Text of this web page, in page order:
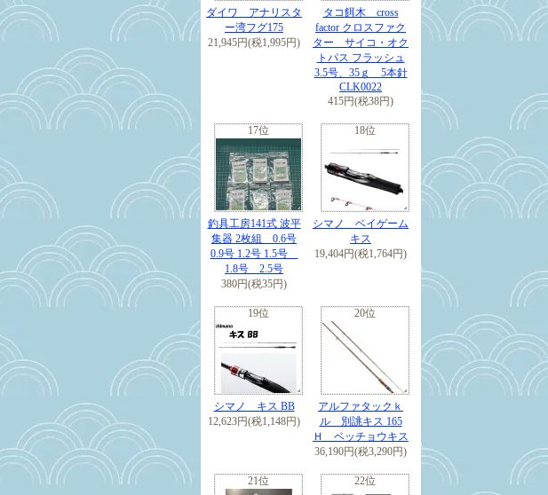
ダイワ アナリスタ
ー湾フグ175
21,945円(税1,995円)
タコ餌木 cross
factor クロスファク
ター サイコ・オク
トパス フラッシュ
3.5号、35ｇ 5本針
CLK0022
415円(税38円)
17位
釣具工房141式 波平
集器 2枚組 0.6号
0.9号 1.2号 1.5号
1.8号 2.5号
380円(税35円)
18位
シマノ ベイゲーム
キス
19,404円(税1,764円)
19位
シマノ キス BB
12,623円(税1,148円)
20位
アルファタックｋ
ル 別誂キス 165
Ｈ ベッチョウキス
36,190円(税3,290円)
21位 22位